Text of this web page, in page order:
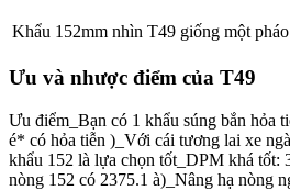
Khẩu 152mm nhìn T49 giống một
Ưu và nhược điểm của T49
Ưu điểm_Bạn có 1 khẩu súng bắn hỏa
é* có hỏa tiễn )_Với cái tương lai xe
khẩu 152 là lựa chọn tốt_DPM khá tốt:
nòng 152 có 2375.1 à)_Nâng hạ nòng